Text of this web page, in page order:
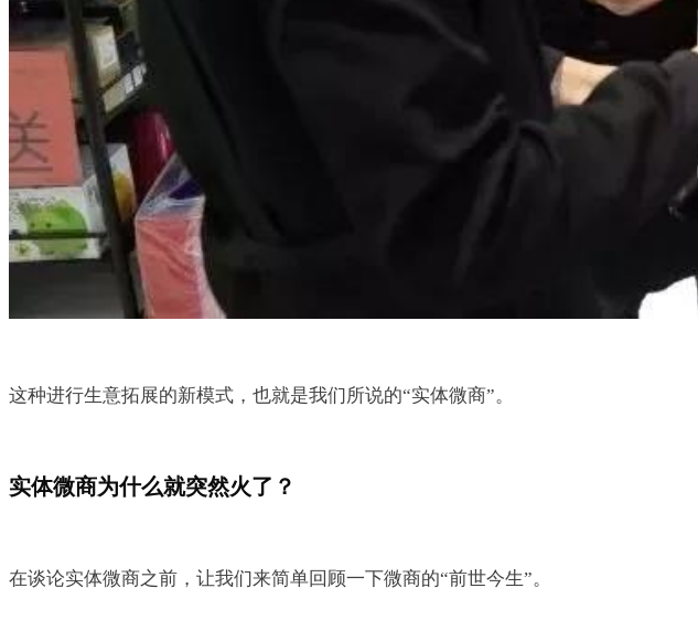
这种进行生意拓展的新模式，也就是我们所说的“实体微商”。
实体微商为什么就突然火了？
在谈论实体微商之前，让我们来简单回顾一下微商的“前世今生”。